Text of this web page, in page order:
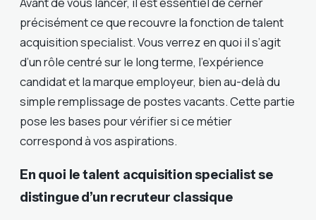
précisément ce que recouvre la fonction de talent
acquisition specialist. Vous verrez en quoi il s’agit
d’un rôle centré sur le long terme, l’expérience
candidat et la marque employeur, bien au-delà du
simple remplissage de postes vacants. Cette partie
pose les bases pour vérifier si ce métier
correspond à vos aspirations.
En quoi le talent acquisition specialist se
distingue d’un recruteur classique